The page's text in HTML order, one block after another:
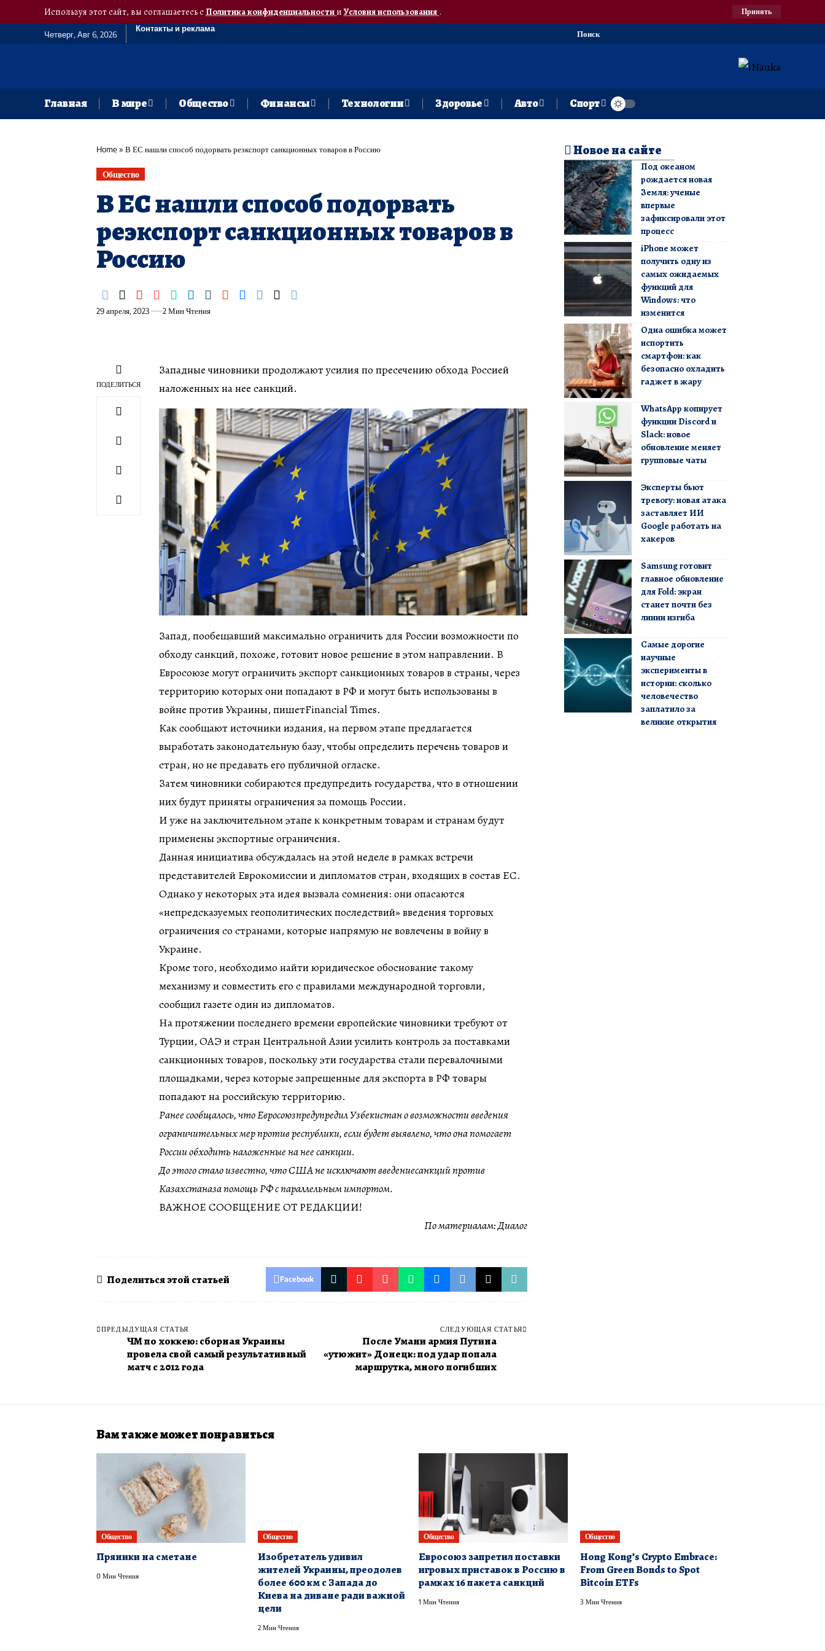
Используя этот сайт, вы соглашаетесь сПолитика конфиденциальностии Условия использования. Принять
Четверг, Авг 6, 2026
Контакты и реклама
Поиск
Главная В мире Общество Финансы Технологии Здоровье Авто Спорт
Home» В ЕС нашли способ подорвать реэкспорт санкционных товаров в Россию
Общество
В ЕС нашли способ подорвать
реэкспорт санкционных товаров в
Россию
29 апреля, 2023 2 Мин Чтения
ПОДЕЛИТЬСЯ
Западные чиновники продолжают усилия по пресечению обхода Россией
наложенных на нее санкций.
Запад, пообещавший максимально ограничить для России возможности по
обходу санкций, похоже, готовит новое решение в этом направлении. В
Евросоюзе могут ограничить экспорт санкционных товаров в страны, через
территорию которых они попадают в РФ и могут быть использованы в
войне против Украины, пишетFinancial Times.
Как сообщают источники издания, на первом этапе предлагается
выработать законодательную базу, чтобы определить перечень товаров и
стран, но не предавать его публичной огласке.
Затем чиновники собираются предупредить государства, что в отношении
них будут приняты ограничения за помощь России.
И уже на заключительном этапе к конкретным товарам и странам будут
применены экспортные ограничения.
Данная инициатива обсуждалась на этой неделе в рамках встречи
представителей Еврокомиссии и дипломатов стран, входящих в состав ЕС.
Однако у некоторых эта идея вызвала сомнения: они опасаются
«непредсказуемых геополитических последствий» введения торговых
ограничения со странами, которые напрямую не вовлечены в войну в
Украине.
Кроме того, необходимо найти юридическое обоснование такому
механизму и совместить его с правилами международной торговли,
сообщил газете один из дипломатов.
На протяжении последнего времени европейские чиновники требуют от
Турции, ОАЭ и стран Центральной Азии усилить контроль за поставками
санкционных товаров, поскольку эти государства стали перевалочными
площадками, через которые запрещенные для экспорта в РФ товары
попадают на российскую территорию.
Ранее сообщалось, что Евросоюзпредупредил Узбекистан о возможности введения
ограничительных мер против республики, если будет выявлено, что она помогает
России обходить наложенные на нее санкции.
До этого стало известно, что США не исключают введениесанкций против
Казахстаназа помощь РФ с параллельным импортом.
ВАЖНОЕ СООБЩЕНИЕ ОТ РЕДАКЦИИ!
По материалам:Диалог
Поделиться этой статьей Facebook
ПРЕДЫДУЩАЯ СТАТЬЯ
ЧМ по хоккею: сборная Украины
провела свой самый результативный
матч с 2012 года
СЛЕДУЮЩАЯ СТАТЬЯ
​После Умани армия Путина
«утюжит» Донецк: под удар попала
маршрутка, много погибших
Новое на сайте
Под океаном
рождается новая
Земля: ученые
впервые
зафиксировали этот
процесс
iPhone может
получить одну из
самых ожидаемых
функций для
Windows: что
изменится
Одна ошибка может
испортить
смартфон: как
безопасно охладить
гаджет в жару
WhatsApp копирует
функции Discord и
Slack: новое
обновление меняет
групповые чаты
Эксперты бьют
тревогу: новая атака
заставляет ИИ
Google работать на
хакеров
Samsung готовит
главное обновление
для Fold: экран
станет почти без
линии изгиба
Самые дорогие
научные
эксперименты в
истории: сколько
человечество
заплатило за
великие открытия
Вам также может понравиться
Общество
Пряники на сметане
0 Мин Чтения
Общество
Изобретатель удивил
жителей Украины, преодолев
более 600 км с Запада до
Киева на диване ради важной
цели
2 Мин Чтения
Общество
Евросоюз запретил поставки
игровых приставок в Россию в
рамках 16 пакета санкций
1 Мин Чтения
Общество
Hong Kong’s Crypto Embrace:
From Green Bonds to Spot
Bitcoin ETFs
3 Мин Чтения